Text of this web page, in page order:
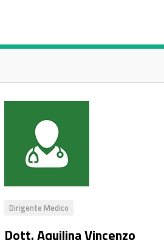
Dirigente Medico
Dott. Aquilina Vincenzo